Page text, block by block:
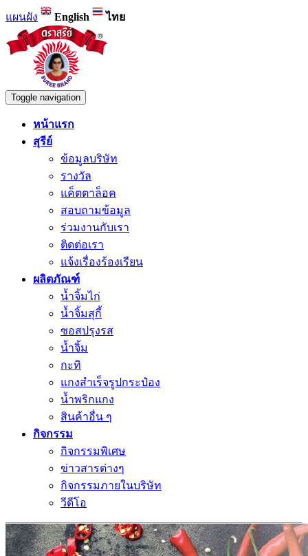
แผนผัง English ไทย
Toggle navigation
หน้าแรก
สุรีย์
ข้อมูลบริษัท
รางวัล
แค็ตตาล็อค
สอบถามข้อมูล
ร่วมงานกับเรา
ติดต่อเรา
แจ้งเรื่องร้องเรียน
ผลิตภัณฑ์
น้ำจิ้มไก่
น้ำจิ้มสุกี้
ซอสปรุงรส
น้ำจิ้ม
กะทิ
แกงสำเร็จรูปกระป๋อง
น้ำพริกแกง
สินค้าอื่น ๆ
กิจกรรม
กิจกรรมพิเศษ
ข่าวสารต่างๆ
กิจกรรมภายในบริษัท
วีดีโอ